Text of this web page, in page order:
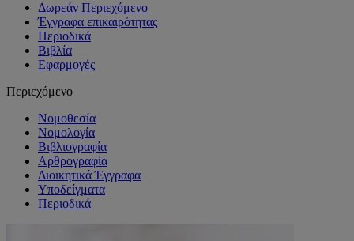
Δωρεάν Περιεχόμενο
Έγγραφα επικαιρότητας
Περιοδικά
Βιβλία
Εφαρμογές
Περιεχόμενο
Νομοθεσία
Νομολογία
Βιβλιογραφία
Αρθρογραφία
Διοικητικά Έγγραφα
Υποδείγματα
Περιοδικά